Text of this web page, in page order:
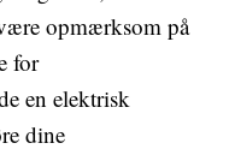
opmærksom på
for
en elektrisk
dine